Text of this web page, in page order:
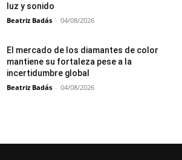
luz y sonido
Beatriz Badás - 04/08/2026
El mercado de los diamantes de color
mantiene su fortaleza pese a la
incertidumbre global
Beatriz Badás - 04/08/2026